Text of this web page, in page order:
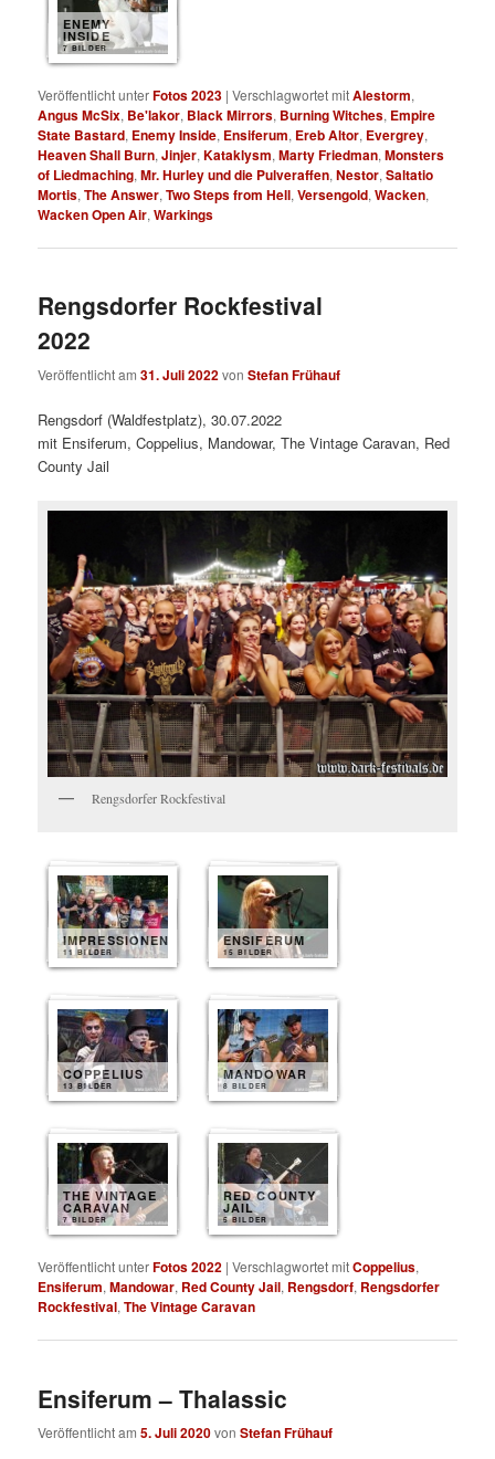
ENEMY
INSIDE
7 BILDER
Veröffentlicht unterFotos 2023 |Verschlagwortet mitAlestorm,
Angus McSix, Be'lakor, Black Mirrors, Burning Witches, Empire
State Bastard, Enemy Inside, Ensiferum, Ereb Altor, Evergrey,
Heaven Shall Burn,Jinjer,Kataklysm,Marty Friedman,Monsters
of Liedmaching,Mr. Hurley und die Pulveraffen,Nestor,Saltatio
Mortis,The Answer,Two Steps from Hell,Versengold,Wacken,
Wacken Open Air,Warkings
Rengsdorfer Rockfestival
2022
Veröffentlicht am31. Juli 2022vonStefan Frühauf
Rengsdorf (Waldfestplatz), 30.07.2022
mit Ensiferum, Coppelius, Mandowar, The Vintage Caravan, Red
County Jail
Rengsdorfer Rockfestival
IMPRESSIONEN
11 BILDER
ENSIFERUM
15 BILDER
COPPELIUS
13 BILDER
MANDOWAR
8 BILDER
THE VINTAGE
CARAVAN
7 BILDER
RED COUNTY
JAIL
5 BILDER
Veröffentlicht unterFotos 2022 |Verschlagwortet mitCoppelius,
Ensiferum,Mandowar, Red County Jail, Rengsdorf, Rengsdorfer
Rockfestival,The Vintage Caravan
Ensiferum – Thalassic
Veröffentlicht am5. Juli 2020vonStefan Frühauf